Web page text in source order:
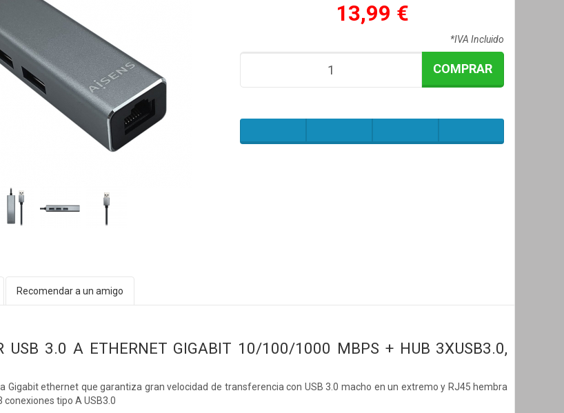
13,99 €
*IVA Incluido
COMPRAR
Recomendar a un amigo
USB 3.0 A ETHERNET GIGABIT 10/100/1000 MBPS + HUB 3XUSB3.0,
Gigabit ethernet que garantiza gran velocidad de transferencia con USB 3.0 macho en un extremo y RJ45 hembra
tipo A USB3.0